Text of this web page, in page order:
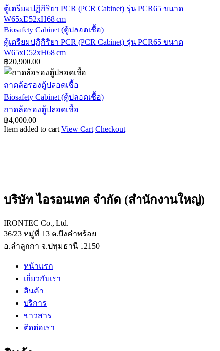
ตู้เตรียมปฏิกิริยา PCR (PCR Cabinet) รุ่น PCR65 ขนาด
W65xD52xH68 cm
Biosafety Cabinet (ตู้ปลอดเชื้อ)
ตู้เตรียมปฏิกิริยา PCR (PCR Cabinet) รุ่น PCR65 ขนาด
W65xD52xH68 cm
฿20,900.00
ถาดล้อรองตู้ปลอดเชื้อ
Biosafety Cabinet (ตู้ปลอดเชื้อ)
ถาดล้อรองตู้ปลอดเชื้อ
฿4,000.00
Item added to cart View Cart Checkout
บริษัท ไอรอนเทค จำกัด (สำนักงานใหญ่)
IRONTEC Co., Ltd.
36/23 หมู่ที่ 13 ต.บึงคำพร้อย
อ.ลำลูกกา จ.ปทุมธานี 12150
หน้าแรก
เกี่ยวกับเรา
สินค้า
บริการ
ข่าวสาร
ติดต่อเรา